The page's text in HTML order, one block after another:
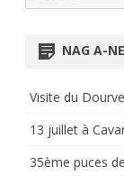
for:
NAG A-
Visite du
13 juillet à
35ème puces